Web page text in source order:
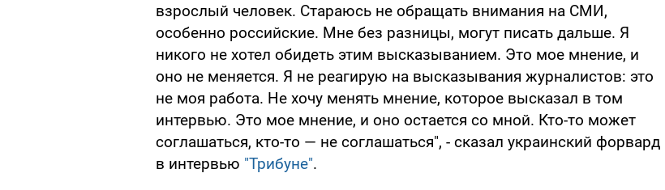
взрослый человек. Стараюсь не обращать внимания на СМИ,
особенно российские. Мне без разницы, могут писать дальше. Я
никого не хотел обидеть этим высказыванием. Это мое мнение, и
оно не меняется. Я не реагирую на высказывания журналистов: это
не моя работа. Не хочу менять мнение, которое высказал в том
интервью. Это мое мнение, и оно остается со мной. Кто-то может
соглашаться, кто-то — не соглашаться", - сказал украинский форвард
в интервью "Трибуне".